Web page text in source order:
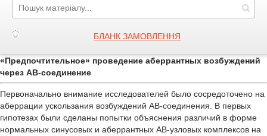
БЛАНК ЗАМОВЛЕННЯ
«Предпочтительное» проведение аберрантных возбуждений
через АВ-соединение
Первоначально внимание исследователей было сосредоточено на
аберрации ускользания возбуждений АВ-соединения. В первых
гипотезах были сделаны попытки объяснения различий в форме
нормальных синусовых и аберрантных АВ-узловых комплексов на